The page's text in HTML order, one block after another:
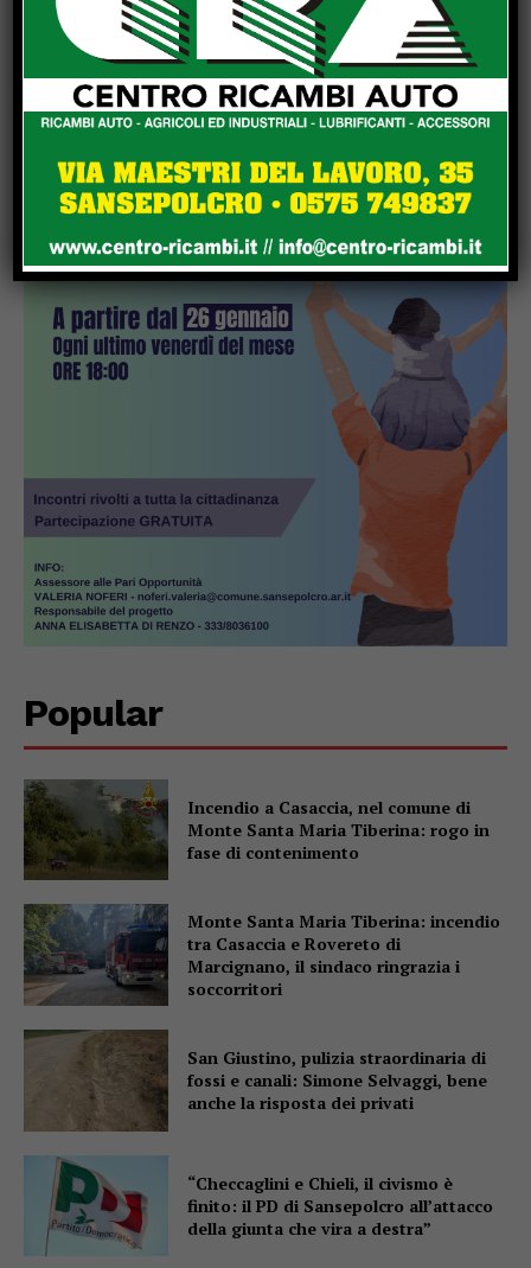
Popular
Incendio a Casaccia, nel comune di
Monte Santa Maria Tiberina: rogo in
fase di contenimento
Monte Santa Maria Tiberina: incendio
tra Casaccia e Rovereto di
Marcignano, il sindaco ringrazia i
soccorritori
San Giustino, pulizia straordinaria di
fossi e canali: Simone Selvaggi, bene
anche la risposta dei privati
“Checcaglini e Chieli, il civismo è
finito: il PD di Sansepolcro all’attacco
della giunta che vira a destra”